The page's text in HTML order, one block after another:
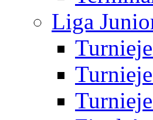
Liga